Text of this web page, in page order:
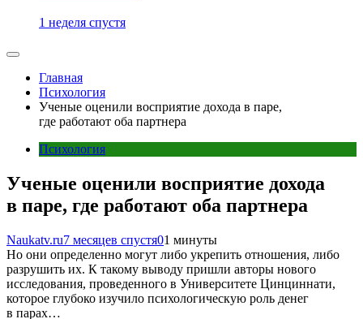
1 неделя спустя
Главная
Психология
Ученые оценили восприятие дохода в паре,
где работают оба партнера
Психология
Ученые оценили восприятие дохода
в паре, где работают оба партнера
Naukatv.ru7 месяцев спустя01 минуты
Но они определенно могут либо укрепить отношения, либо
разрушить их. К такому выводу пришли авторы нового
исследования, проведенного в Университете Цинциннати,
которое глубоко изучило психологическую роль денег
в парах…